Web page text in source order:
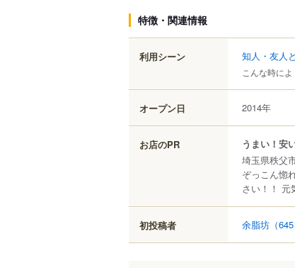
特徴・関連情報
利用シーン 知人・友人と
こんな時によ
オープン日 2014年
お店のPR
うまい！安
埼玉県秩父
ぞっこん惚
さい！！ 元
初投稿者 余脂坊 （645